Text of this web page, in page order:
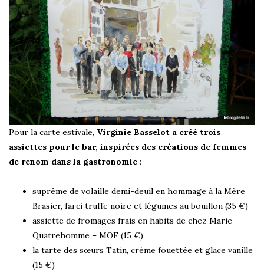
Pour la carte estivale, Virginie Basselot a créé trois
assiettes pour le bar, inspirées des créations de femmes
de renom dans la gastronomie :
suprême de volaille demi-deuil en hommage à la Mère
Brasier, farci truffe noire et légumes au bouillon (35 €)
assiette de fromages frais en habits de chez Marie
Quatrehomme – MOF (15 €)
la tarte des sœurs Tatin, crème fouettée et glace vanille
(15 €)